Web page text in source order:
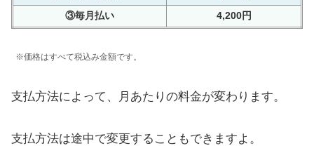
③毎月払い 4,200円
※価格はすべて税込み金額です。
支払方法によって、月あたりの料金が変わります。
支払方法は途中で変更することもできますよ。